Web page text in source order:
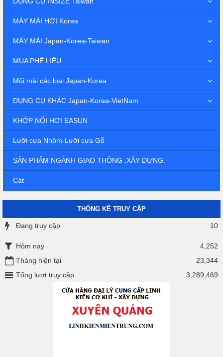
MÁY MÀI HƠI Korea
MÁY MÀI Japan-Korea-Taiwan
MUA PHẾ LIỆU
Mũi mài các loại Japan-Korea
DỤNG CỤ KHÁC Japan-Korea-VietNam
KHỚP NỐI HƠI EASUN
Lưỡi cưa Nhôm-Lưỡi cưa Gỗ
SẢN PHẨM NGÀNH GIAO THÔNG ,XÂY DỰNG.
Cát
THỐNG KÊ TRUY CẬP
Đang truy cập 10
Hôm nay
4,252
Tháng hiện tại
23,344
Tổng lượt truy cập
3,289,469